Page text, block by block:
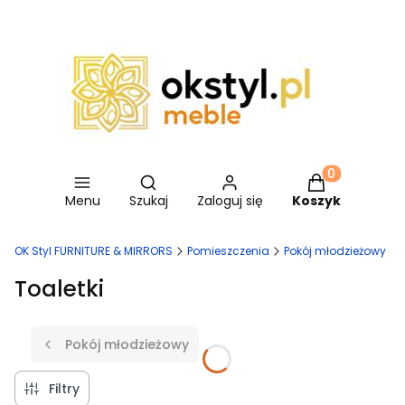
Menu
Otwórz wyszukiwarkę
Szukaj Zaloguj się
Produkty w
Koszyk
OK Styl FURNITURE & MIRRORS Pomieszczenia Pokój młodzieżowy
Toaletki
Pokój młodzieżowy
Filtry